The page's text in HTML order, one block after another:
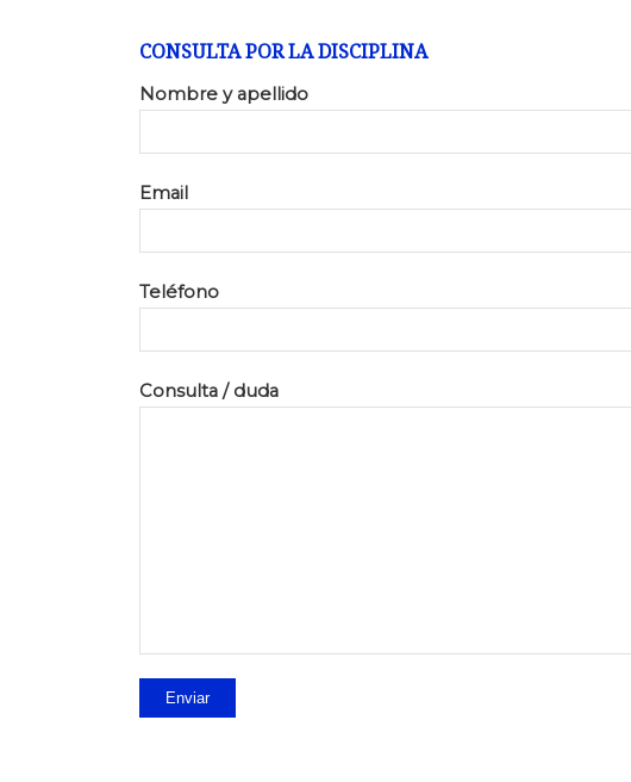
CONSULTA POR LA DISCIPLINA
Nombre y apellido
Email
Teléfono
Consulta / duda